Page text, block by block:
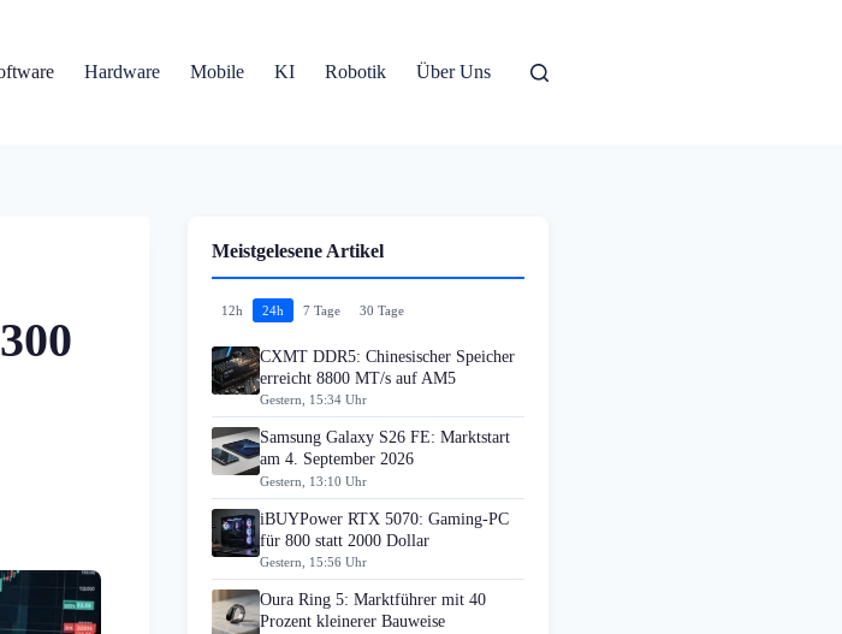
Hardware Mobile KI Robotik Über Uns
Meistgelesene Artikel
12h 24h 7 Tage 30 Tage
CXMT DDR5: Chinesischer Speicher
erreicht 8800 MT/s auf AM5
Gestern, 15:34 Uhr
Samsung Galaxy S26 FE: Marktstart
am 4. September 2026
Gestern, 13:10 Uhr
iBUYPower RTX 5070: Gaming-PC
für 800 statt 2000 Dollar
Gestern, 15:56 Uhr
Oura Ring 5: Marktführer mit 40
Prozent kleinerer Bauweise